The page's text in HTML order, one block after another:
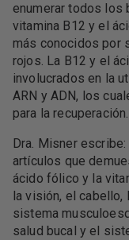
enumerar todos los
vitamina B12 y el
más conocidos por
rojos. La B12 y el
involucrados en la
ARN y ADN, los
para la recuperación.
Dra. Misner
artículos que
ácido fólico y la
la visión, el cabello,
sistema
salud bucal y el